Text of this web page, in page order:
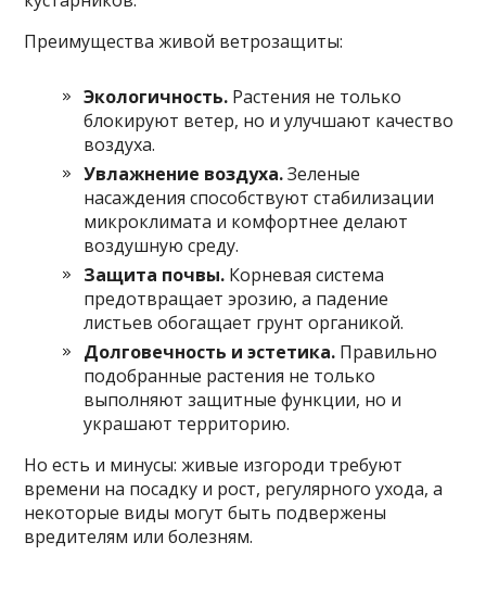
Преимущества живой ветрозащиты:
Экологичность. Растения не только
блокируют ветер, но и улучшают качество
воздуха.
Увлажнение воздуха.Зеленые
насаждения способствуют стабилизации
микроклимата и комфортнее делают
воздушную среду.
Защита почвы. Корневая система
предотвращает эрозию, а падение
листьев обогащает грунт органикой.
Долговечность и эстетика. Правильно
подобранные растения не только
выполняют защитные функции, но и
украшают территорию.
Но есть и минусы: живые изгороди требуют
времени на посадку и рост, регулярного ухода, а
некоторые виды могут быть подвержены
вредителям или болезням.